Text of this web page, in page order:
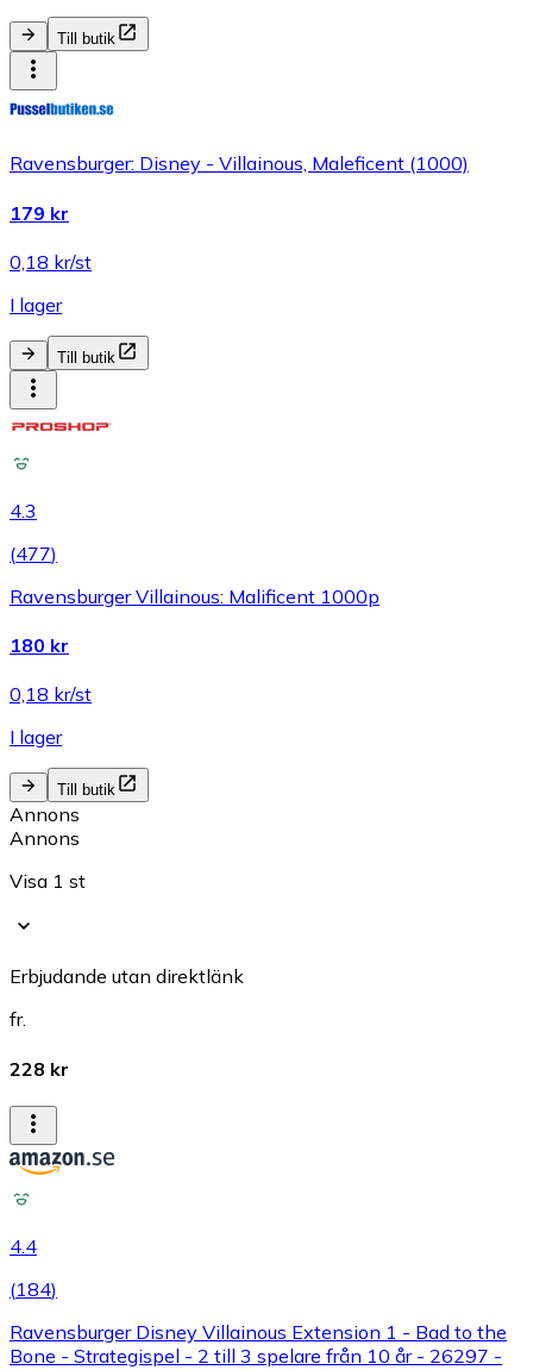
Till butik
Ravensburger: Disney - Villainous, Maleficent (1000)
179 kr
0,18 kr/st
I lager
Till butik
4.3
(477)
Ravensburger Villainous: Malificent 1000p
180 kr
0,18 kr/st
I lager
Till butik
Annons
Annons
Visa 1 st
Erbjudande utan direktlänk
fr.
228 kr
4.4
(184)
Ravensburger Disney Villainous Extension 1 - Bad to the
Bone - Strategispel - 2 till 3 spelare från 10 år - 26297 -